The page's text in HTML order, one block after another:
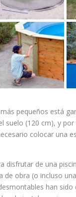
pequeños está
suelo (120 cm), y
colocar una
disfrutar de una
de obra (o incluso
han sido